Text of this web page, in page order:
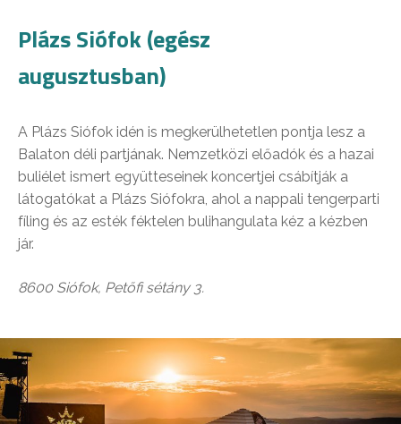
Plázs Siófok (egész
augusztusban)
A Plázs Siófok idén is megkerülhetetlen pontja lesz a
Balaton déli partjának. Nemzetközi előadók és a hazai
buliélet ismert együtteseinek koncertjei csábítják a
látogatókat a Plázs Siófokra, ahol a nappali tengerparti
fíling és az esték féktelen bulihangulata kéz a kézben
jár.
8600 Siófok, Petőfi sétány 3.